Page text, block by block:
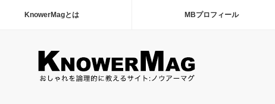
KnowerMagとは MBプロフィール